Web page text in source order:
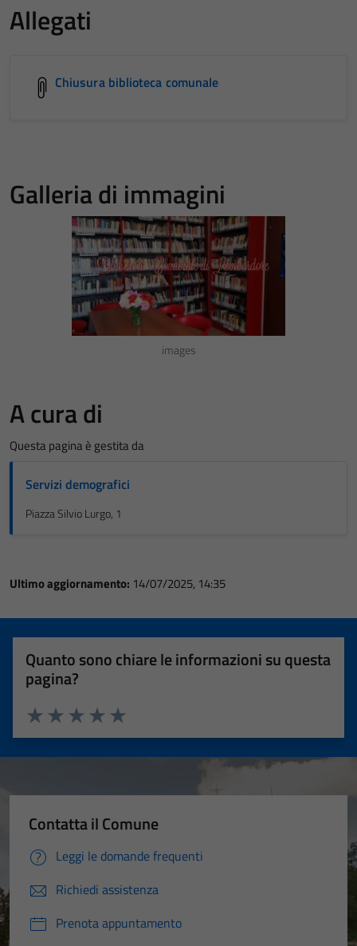
Allegati
Chiusura biblioteca comunale
Galleria di immagini
images
A cura di
Questa pagina è gestita da
Servizi demografici
Piazza Silvio Lurgo, 1
Ultimo aggiornamento: 14/07/2025, 14:35
Quanto sono chiare le informazioni su questa
pagina?
Valuta 5 stelle su 5
Valuta 4 stelle su 5
Valuta 3 stelle su 5
Valuta 2 stelle su 5
Valuta 1 stelle su 5
Contatta il Comune
Leggi le domande frequenti
Richiedi assistenza
Prenota appuntamento